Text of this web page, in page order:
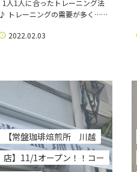
1人1人に合ったトレーニング法
♪ トレーニングの需要が多く……
2022.02.03
【常盤珈琲焙煎所 川越
店】11/1オープン！！コー